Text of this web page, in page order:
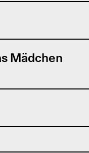
Mädchen